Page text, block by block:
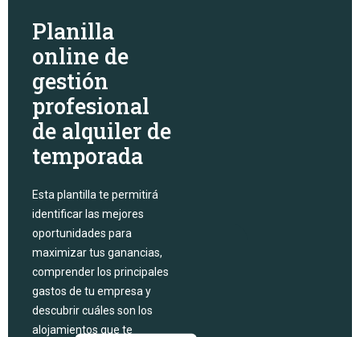
Planilla
online de
gestión
profesional
de alquiler de
temporada
Esta plantilla te permitirá
identificar las mejores
oportunidades para
maximizar tus ganancias,
comprender los principales
gastos de tu empresa y
descubrir cuáles son los
alojamientos que te